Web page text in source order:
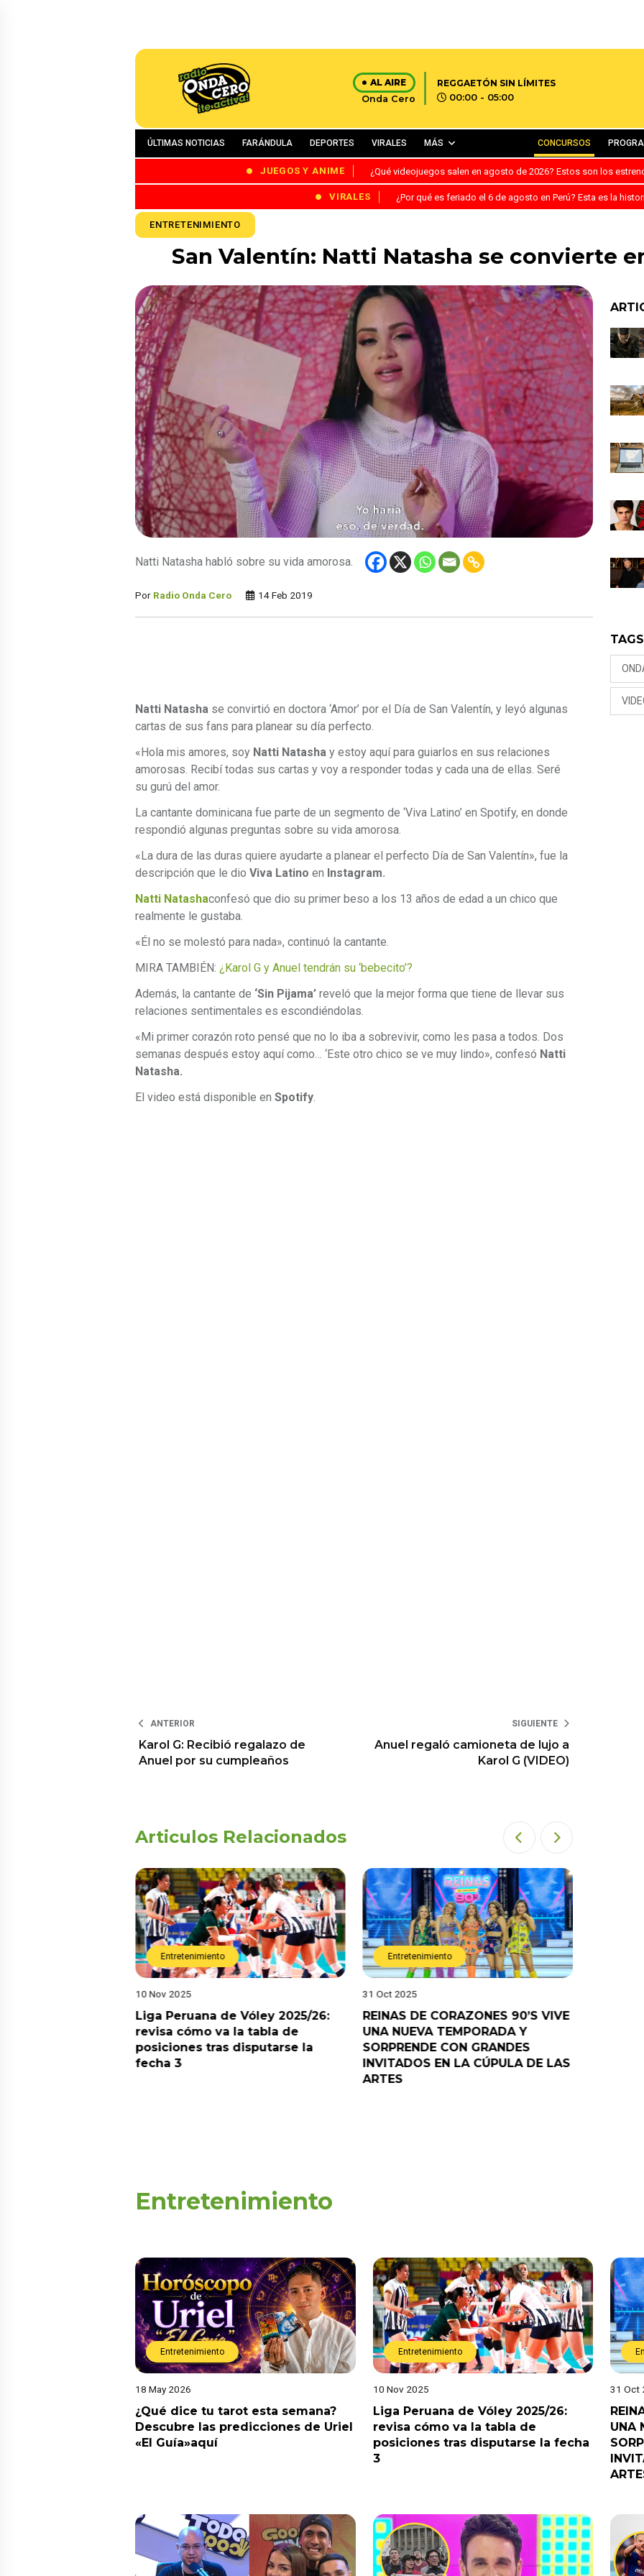
AL AIRE
Onda Cero
REGGAETÓN SIN LÍMITES
00:00 - 05:00
ÚLTIMAS NOTICIAS FARÁNDULA DEPORTES VIRALES MÁS CONCURSOS
JUEGOS Y ANIME ¿Qué videojuegos salen en agosto de 2026? Estos son los
VIRALES ¿Por qué es feriado el 6 de agosto en Perú? Esta es la
ENTRETENIMIENTO
San Valentín: Natti Natasha se convierte
Natti Natasha habló sobre su vida amorosa.
Por Radio Onda Cero 14 Feb 2019
Natti Natasha se convirtió en doctora ‘Amor’ por el Día de San Valentín, y leyó algunas
cartas de sus fans para planear su día perfecto.
«Hola mis amores, soy Natti Natasha y estoy aquí para guiarlos en sus relaciones
amorosas. Recibí todas sus cartas y voy a responder todas y cada una de ellas. Seré
su gurú del amor.
La cantante dominicana fue parte de un segmento de ‘Viva Latino’ en Spotify, en donde
respondió algunas preguntas sobre su vida amorosa.
«La dura de las duras quiere ayudarte a planear el perfecto Día de San Valentín», fue la
descripción que le dio Viva Latino en Instagram.
Natti Natashaconfesó que dio su primer beso a los 13 años de edad a un chico que
realmente le gustaba.
«Él no se molestó para nada», continuó la cantante.
MIRA TAMBIÉN: ¿Karol G y Anuel tendrán su ‘bebecito’?
Además, la cantante de ‘Sin Pijama’ reveló que la mejor forma que tiene de llevar sus
relaciones sentimentales es escondiéndolas.
«Mi primer corazón roto pensé que no lo iba a sobrevivir, como les pasa a todos. Dos
semanas después estoy aquí como… ‘Este otro chico se ve muy lindo», confesó Natti
Natasha.
El video está disponible en Spotify.
ANTERIOR
Karol G: Recibió regalazo de
Anuel por su cumpleaños
SIGUIENTE
Anuel regaló camioneta de lujo a
Karol G (VIDEO)
Articulos Relacionados
Entretenimiento
10 Nov 2025
Liga Peruana de Vóley 2025/26:
revisa cómo va la tabla de
posiciones tras disputarse la
fecha 3
Entretenimiento
31 Oct 2025
REINAS DE CORAZONES 90’S VIVE
UNA NUEVA TEMPORADA Y
SORPRENDE CON GRANDES
INVITADOS EN LA CÚPULA DE LAS
ARTES
TAGS
Entretenimiento
Entretenimiento
18 May 2026
¿Qué dice tu tarot esta semana?
Descubre las predicciones de Uriel
«El Guía»aquí
Entretenimiento
10 Nov 2025
Liga Peruana de Vóley 2025/26:
revisa cómo va la tabla de
posiciones tras disputarse la fecha
3
31 Oct
UNA